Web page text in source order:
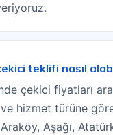
teklifi nasıl
çekici fiyatları
hizmet türüne
Aşağı,